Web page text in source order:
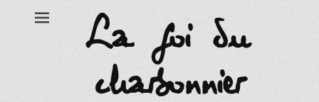
La foi du
charbonnier